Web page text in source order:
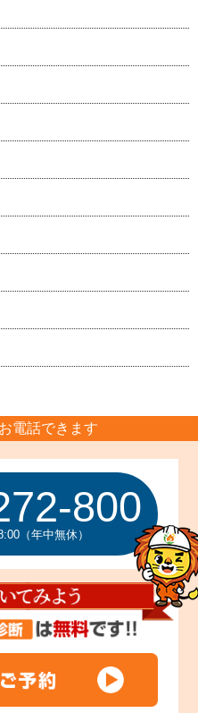
電話できます
800
（年中無休）